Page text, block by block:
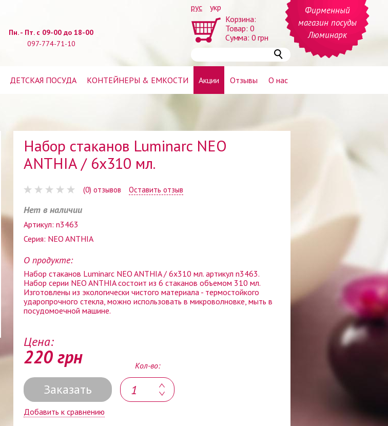
рус
укр
Корзина:
Товар: 0
Сумма: 0 грн
Пн. - Пт. с 09-00 до 18-00
097-774-71-10
Фирменный
магазин посуды
Люминарк
ДЕТСКАЯ ПОСУДА КОНТЕЙНЕРЫ & ЕМКОСТИ Акции Отзывы О нас
Набор стаканов Luminarc NEO
ANTHIA / 6x310 мл.
(0) отзывов Оставить отзыв
Нет в наличии
Артикул: n3463
Серия: NEO ANTHIA
О продукте:
Набор стаканов Luminarc NEO ANTHIA / 6x310 мл. артикул n3463.
Набор серии NEO ANTHIA состоит из 6 стаканов объемом 310 мл.
Изготовлены из экологически чистого материала - термостойкого
ударопрочного стекла, можно использовать в микроволновке, мыть в
посудомоечной машине.
Цена:
220 грн
Заказать
Кол-во:
Добавить к сравнению